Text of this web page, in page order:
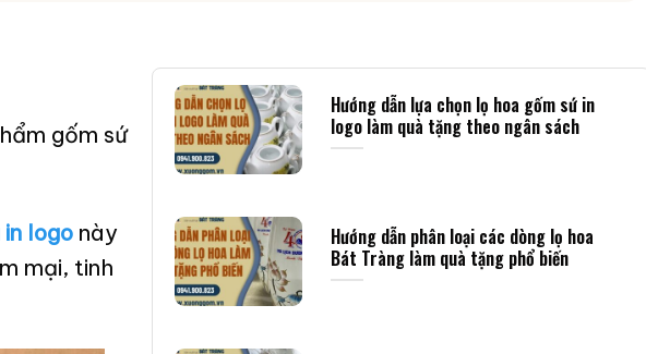
gốm sứ
logonày
mại, tinh
Hướng dẫn lựa chọn lọ hoa gốm sứ in
logo làm quà tặng theo ngân sách
Hướng dẫn phân loại các dòng lọ hoa
Bát Tràng làm quà tặng phổ biến